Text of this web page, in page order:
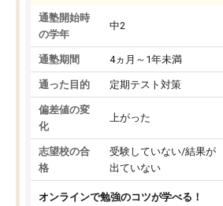
通塾開始時
の学年
中2
通塾期間 4ヵ月～1年未満
通った目的 定期テスト対策
偏差値の変
化
上がった
志望校の合
格
受験していない/結果が
出ていない
オンラインで勉強のコツが学べる！